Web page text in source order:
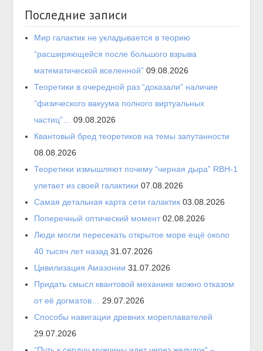
Последние записи
Мир галактик не укладывается в теорию
“расширяющейся после большого взрыва
математической вселенной” 09.08.2026
Теоретики в очередной раз “доказали” наличие
“физического вакуума полного виртуальных
частиц”…
09.08.2026
Квантовый бред теоретиков на темы запутанности
08.08.2026
Теоретики измышляют почему “черная дыра” RBH-1
улетает из своей галактики 07.08.2026
Самая детальная карта сети галактик 03.08.2026
Поперечный оптический момент 02.08.2026
Люди могли пересекать открытое море ещё около
40 тысяч лет назад 31.07.2026
Цивилизация Амазонии 31.07.2026
Придать смысл квантовой механике можно отказом
от её догматов…
29.07.2026
Способы навигации древних мореплавателей
29.07.2026